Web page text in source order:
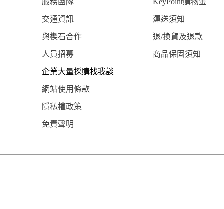
服務團隊 KeyPoint購物金
交通資訊 運送須知
與楔石合作 退/換貨及退款
人員招募 商品保固須知
企業大量採購找我談
網站使用條款
隱私權政策
免責聲明